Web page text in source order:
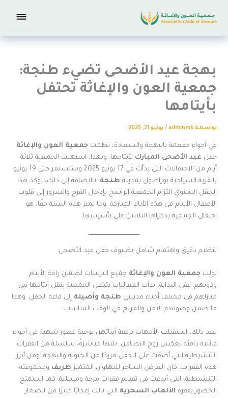
بهجة عيد الأضحى تضيء طنجة:
جمعية العون والإغاثة تحتفل
بأيتامها
بواسطة adminmk
/يونيو 21, 2025
في أجواء مفعمة بالبهجة والسعادة، نظمتجمعية العون والإغاثة
حفل عيد الأضحى المبارك لأيتامها. وبهذا، استهلت الجمعية ثلاثة
أيام من الاحتفالات التي بدأت في 17 يونيو 2025 وستستمر حتى 19 يونيو
بالقرية السياحية بوراصول بمدينة طنجة. بالإضافة إلى ذلك، يؤكد هذا
الحفل السنوي التزام الجمعية الراسخ بإدخال الفرح والسرور إلى قلوب
الأطفال الأيتام في هذه الأيام المباركة. وما يميز هذه السنة حقًا، هو
احتفال الجمعية بذكراها الثلاثين على تأسيسها.
تنظيم دقيق واهتمام شامل بضيوف حفل عيد الأضحى
تولتجمعية العون والإغاثة جميع الترتيبات لضمان راحة الأيتام
وذويهم. ففي البداية، بدأت الفعاليات بتكفل الجمعية بنقل أيتامها من
منازلهم في مختلف أحياء مدينتي طنجة وأصيلة إلى قاعة الحفل. وهذا
ما ضمن وصولهم الآمن والمريح في الوقت المناسب.
بعد ذلك، استقبلت الأمهات برفقة أبنائهن بوجبة فطور شهية في أجواء
عائلية دافئة تعكس روح التضامن. تلتها مباشرةً، سلسلة من الفقرات
التنشيطية التي أضفت على الحفل مزيدًا من الحيوية والبهجة. ومن أبرز
هذه الفقرات، كان العرض الساحر للبهلوان المتميز ظريف ومجموعته
التنشيطية، التي أبدعت في تقديم فقرات مرحة ومسلية. كما استمتع
الحضور بفقرة الألعاب السحرية التي نالت إعجابًا كبيرًا من الصغار